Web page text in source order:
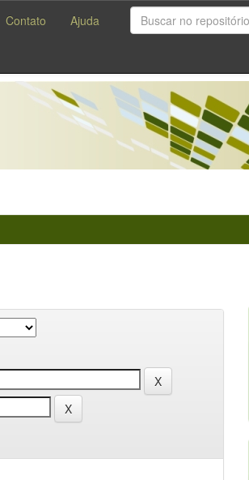
Contato Ajuda